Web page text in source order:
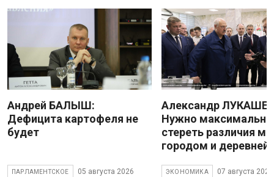
Андрей БАЛЫШ:
Дефицита картофеля не
будет
ПАРЛАМЕНТСКОЕ 05 августа 2026
Александр
Нужно максимально
стереть различия
городом и деревней
ЭКОНОМИКА 07 августа 2026